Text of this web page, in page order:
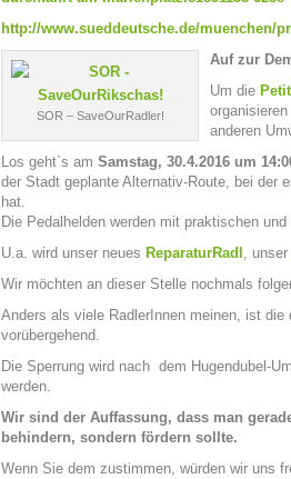
http://www.sueddeutsche.de/muenchen/
SOR – SaveOurRadler!
Auf zur
Um die
anderen
Los geht`s am Samstag, 30.4.2016 um
der Stadt geplante Alternativ-Route, bei der
hat.
Die Pedalhelden werden mit praktischen
U.a. wird unser neues ReparaturRadl , unser
Wir möchten an dieser Stelle nochmals
Anders als viele RadlerInnen meinen, ist
vorübergehend.
Die Sperrung wird nach dem Hugendubel-
werden.
Wir sind der Auffassung, dass man
behindern, sondern fördern sollte.
Wenn Sie dem zustimmen, würden wir uns